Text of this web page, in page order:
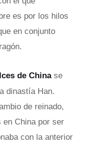
es por los hilos
en conjunto
de Chinase
dinastía Han.
de reinado,
en China por ser
con la anterior